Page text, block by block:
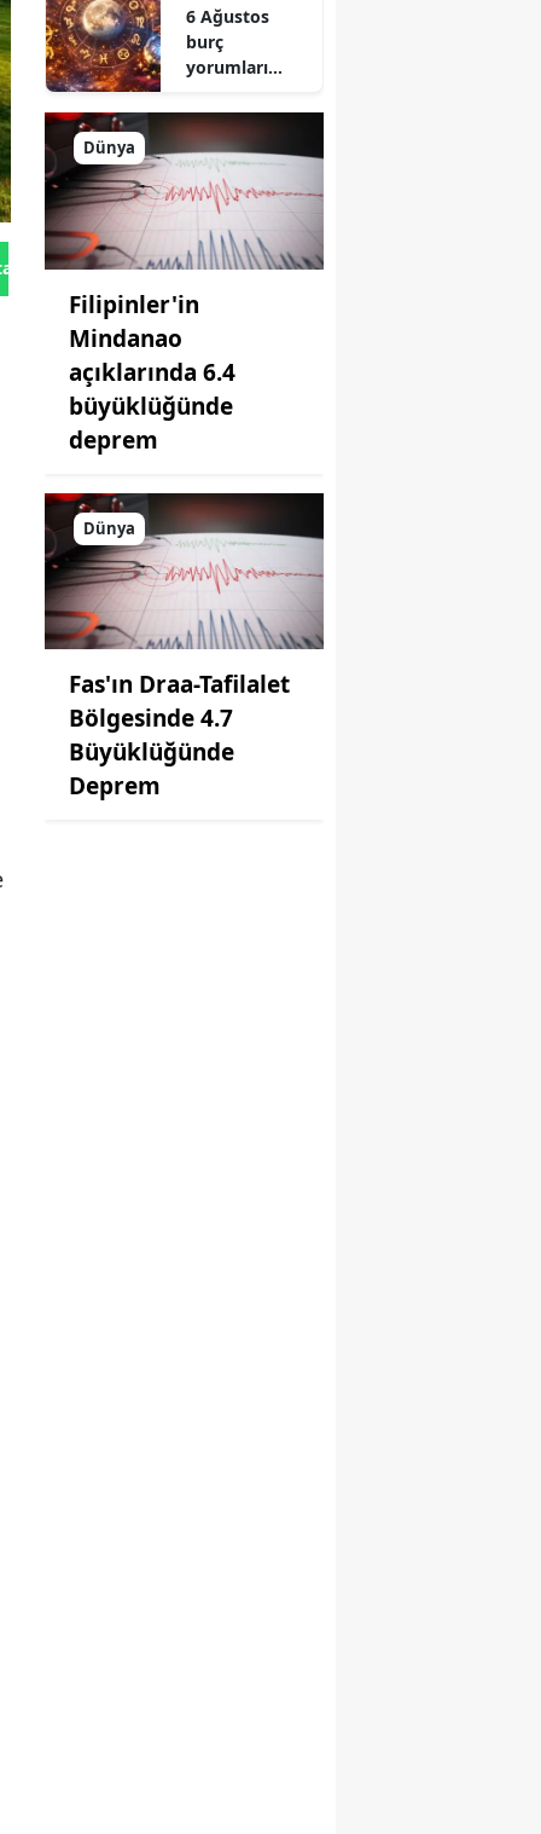
Gönder
açıklandı
6 Ağustos
burç
yorumları
para ve
kariyerde yeni
dönem
Dünya
Filipinler'in
Mindanao
açıklarında 6.4
büyüklüğünde
deprem
Dünya
Fas'ın Draa-Tafilalet
Bölgesinde 4.7
Büyüklüğünde
Deprem